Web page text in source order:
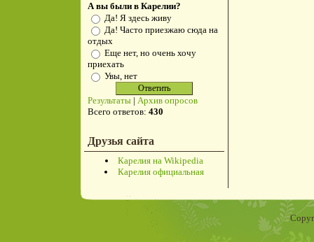
А вы были в Карелии?
Да! Я здесь живу
Да! Часто приезжаю сюда на
отдых
Еще нет, но очень хочу
приехать
Увы, нет
Результаты | Архив опросов
Всего ответов: 430
Друзья сайта
Карелия на Wikipedia
Карелия официальная